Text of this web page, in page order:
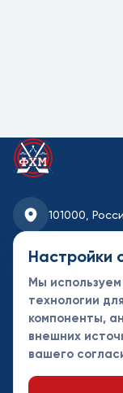
101000,
8-495-621-
Новости
Настройки
Мы
технологии
компоненты,
внешних
вашего